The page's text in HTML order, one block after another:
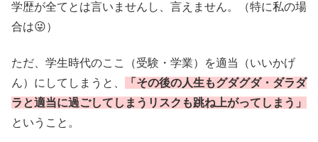
学歴が全てとは言いませんし、言えません。（特に私の場
合は😜）
ただ、学生時代のここ（受験・学業）を適当（いいかげ
ん）にしてしまうと、
「その後の人生もグダグダ・ダラダ
ラと適当に過ごしてしまうリスクも跳ね上がってしまう」
ということ。